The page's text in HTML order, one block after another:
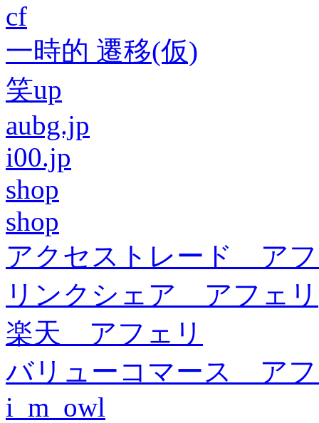
cf
一時的 遷移(仮)
笑up
aubg.jp
i00.jp
shop
shop
アクセストレード ア
リンクシェア アフェリ
楽天 アフェリ
バリューコマース ア
i_m_owl